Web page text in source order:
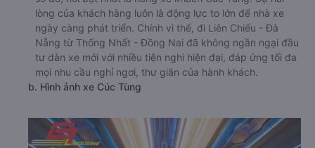
lòng của khách hàng luôn là động lực to lớn để nhà xe
ngày càng phát triển. Chính vì thế, đi Liên Chiểu - Đà
Nẵng từ Thống Nhất - Đồng Nai đã không ngần ngại đầu
tư dàn xe mới với nhiều tiện nghi hiện đại, đáp ứng tối đa
mọi nhu cầu nghỉ ngơi, thư giãn của hành khách.
b. Hình ảnh xe Cúc Tùng